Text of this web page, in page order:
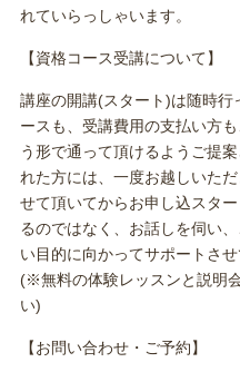
れていらっしゃいます。
【資格コース受講について】
講座の開講(スタート)は随時
ースも、受講費用の支払い方
う形で通って頂けるようご提
れた方には、一度お越しいた
せて頂いてからお申し込スタ
るのではなく、お話しを伺い
い目的に向かってサポートさ
(※無料の体験レッスンと説明
い)
【お問い合わせ・ご予約】